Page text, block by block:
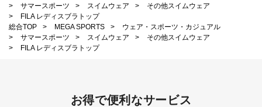
>
サマースポーツ > スイムウェア >
その他スイムウェア
>
FILA レディスブラトップ
総合TOP
> MEGA SPORTS >
ウェア・スポーツ・カジュアル
>
サマースポーツ > スイムウェア >
その他スイムウェア
>
FILA レディスブラトップ
お得で便利なサービス